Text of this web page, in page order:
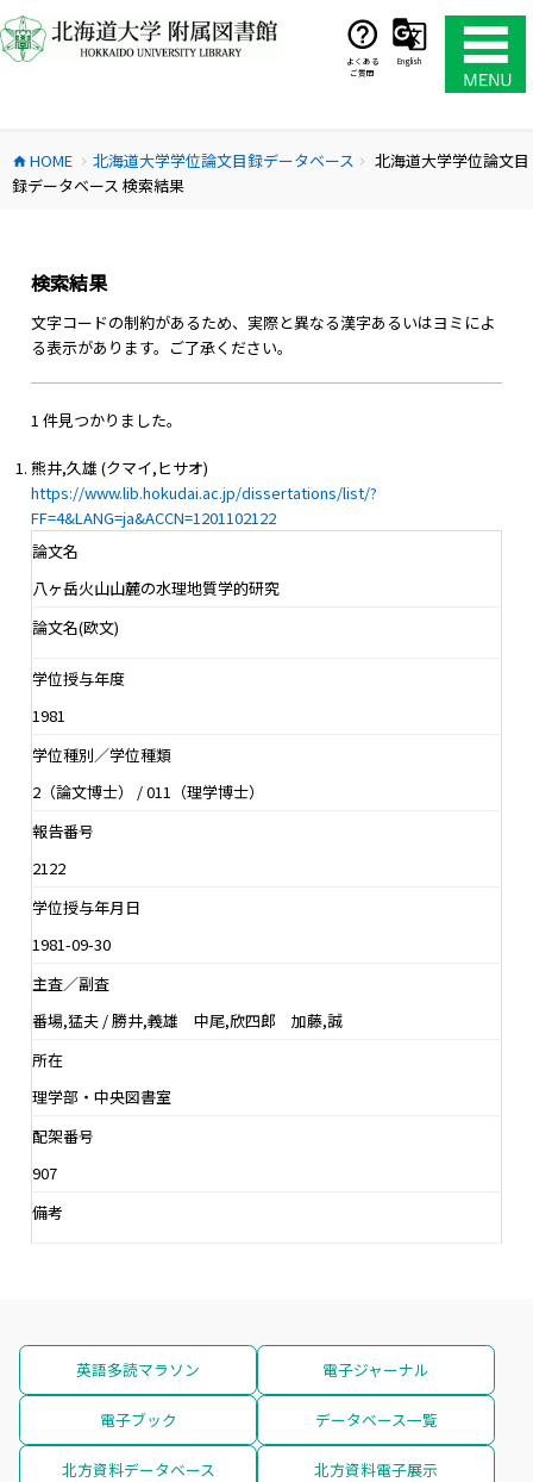
ン
テ
ス
キ
よくある
ご質問
English
home HOME chevron_right 北海道大学学位論文目録データベース chevron_right
北海道大学学位論文目
録データベース 検索結果
検索結果
文字コードの制約があるため、実際と異なる漢字あるいはヨミによ
る表示があります。ご了承ください。
1 件見つかりました。
熊井,久雄 (クマイ,ヒサオ)
https://www.lib.hokudai.ac.jp/dissertations/list/?
FF=4&LANG=ja&ACCN=1201102122
論文名
八ヶ岳火山山麓の水理地質学的研究
論文名(欧文)
学位授与年度
1981
学位種別／学位種類
2（論文博士） / 011（理学博士）
報告番号
2122
学位授与年月日
1981-09-30
主査／副査
番場,猛夫 / 勝井,義雄 中尾,欣四郎 加藤,誠
所在
理学部・中央図書室
配架番号
907
備考
英語多読マラソン 電子ジャーナル
電子ブック データベース一覧
北方資料データベース 北方資料電子展示